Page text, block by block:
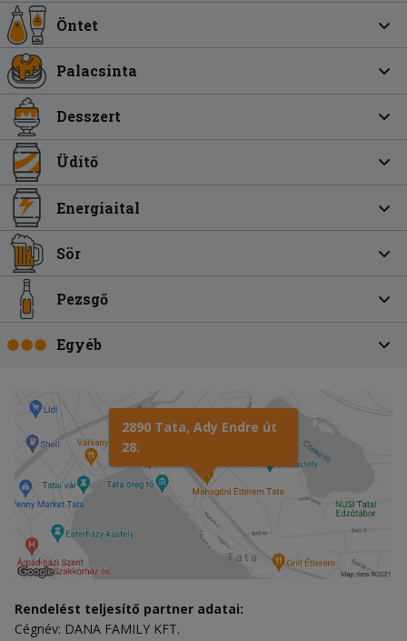
Öntet
Palacsinta
Desszert
Üdítő
Energiaital
Sör
Pezsgő
Egyéb
2890 Tata, Ady Endre út
28.
Rendelést teljesítő partner adatai:
Cégnév: DANA FAMILY KFT.